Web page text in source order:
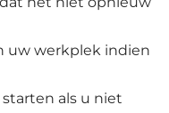
uw werkplek indien
als u niet